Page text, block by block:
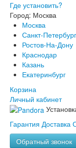
Где установить?
Город: Москва
Москва
Санкт-Петербург
Ростов-На-Дону
Краснодар
Казань
Екатеринбург
Корзина
Личный кабинет
Гарантия Доставка
Обратный звонок